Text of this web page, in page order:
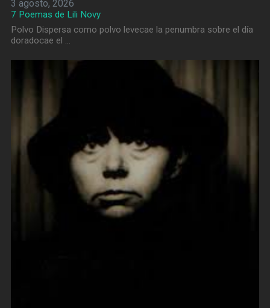
3 agosto, 2026
7 Poemas de Lili Novy
Polvo Dispersa como polvo levecae la penumbra sobre el día
doradocae el …